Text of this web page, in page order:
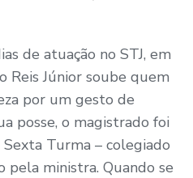
de atuação no STJ, em
Reis Júnior soube quem
por um gesto de
posse, o magistrado foi
Turma – colegiado
pela ministra. Quando se